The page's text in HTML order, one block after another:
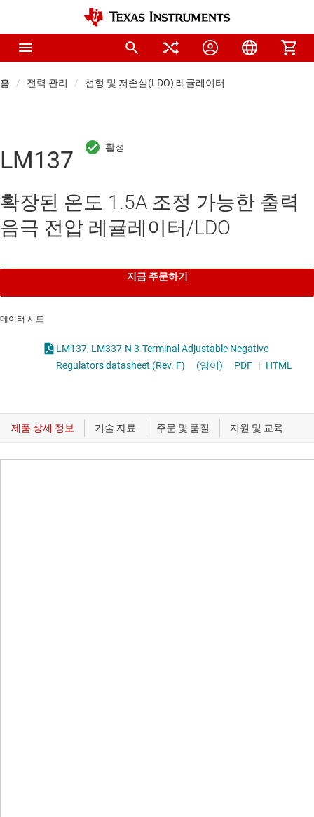
홈 전력 관리 선형 및 저손실(LDO) 레귤레이터
LM137
확장된 온도 1.5A 조정 가능한 출력
음극 전압 레귤레이터/LDO
지금 주문하기
데이터 시트
LM137, LM337-N 3-Terminal Adjustable Negative
Regulators datasheet (Rev. F)
(영어) PDF | HTML